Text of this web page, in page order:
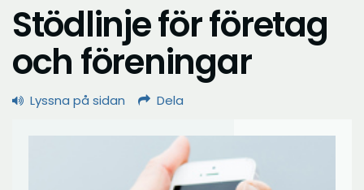
Stödlinje för företag
och föreningar
Lyssna på sidan Dela